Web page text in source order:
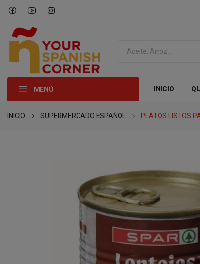
MENÚ INICIO
INICIO SUPERMERCADO ESPAÑOL PLATOS LISTOS